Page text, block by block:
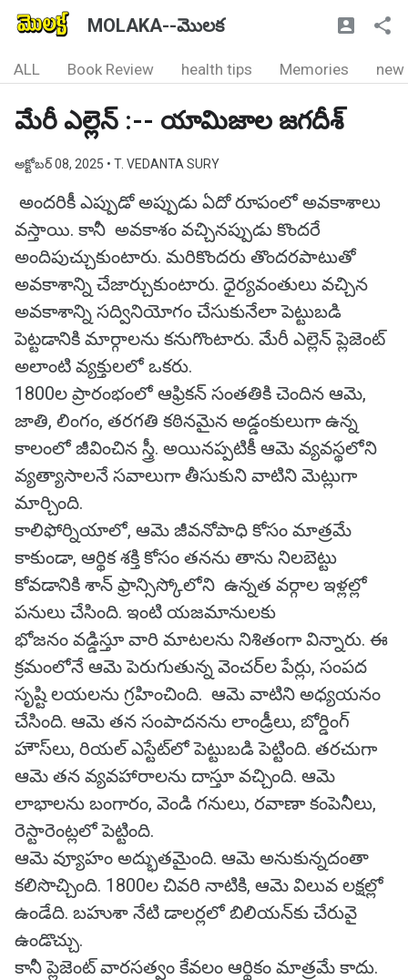
MOLAKA--మొలక
ALL Book Review health tips Memories new
మేరీ ఎల్లెన్ :-- యామిజాల జగదీశ్
అక్టోబర్ 08, 2025 • T. VEDANTA SURY
అందరికీ ఎప్పుడో అప్పుడు ఏదో రూపంలో అవకాశాలు
వస్తాయి. కానీ అవకాశం వచ్చినప్పుడు కొందరే
అందిపుచ్చుకుంటారు. మరికొందరు తొందరపాటుతో
అవకాశాన్ని చేజార్చుకుంటారు. ధైర్యవంతులు వచ్చిన
అవకాశాన్ని సద్వినియోగం చేసుకునేలా పెట్టుబడి
పెట్టడానికి మార్గాలను కనుగొంటారు. మేరీ ఎల్లెన్ ప్లెజెంట్
అలాంటి వ్యక్తులలో ఒకరు.
1800ల ప్రారంభంలో ఆఫ్రికన్ సంతతికి చెందిన ఆమె,
జాతి, లింగం, తరగతి కఠినమైన అడ్డంకులుగా ఉన్న
కాలంలో జీవించిన స్త్రీ. అయినప్పటికీ ఆమె వ్యవస్థలోని
వ్యత్యాసాలనే సవాలుగా తీసుకుని వాటిని మెట్లుగా
మార్చింది.
కాలిఫోర్నియాలో, ఆమె జీవనోపాధి కోసం మాత్రమే
కాకుండా, ఆర్థిక శక్తి కోసం తనను తాను నిలబెట్టు
కోవడానికి శాన్ ఫ్రాన్సిస్కోలోని ఉన్నత వర్గాల ఇళ్లల్లో
పనులు చేసింది. ఇంటి యజమానులకు
భోజనం వడ్డిస్తూ వారి మాటలను నిశితంగా విన్నారు. ఈ
క్రమంలోనే ఆమె పెరుగుతున్న వెంచర్‌ల పేర్లు, సంపద
సృష్టి లయలను గ్రహించింది. ఆమె వాటిని అధ్యయనం
చేసింది. ఆమె తన సంపాదనను లాండ్రీలు, బోర్డింగ్
హౌస్‌లు, రియల్ ఎస్టేట్‌లో పెట్టుబడి పెట్టింది. తరచుగా
ఆమె తన వ్యవహారాలను దాస్తూ వచ్చింది. ఆమె
లాభాలను బంగారం, వెండి గనులు, రవాణా కంపెనీలు,
రెస్టారెంట్లలో పెట్టింది.
ఆమె వ్యూహం అద్భుతమైంది. ఆమె అనుకున్నదంతా
కలిసొచ్చింది. 1800ల చివరి నాటికి, ఆమె విలువ లక్షల్లో
ఉండేది. బహుశా నేటి డాలర్లలో బిలియన్‌కు చేరువై
ఉండొచ్చు.
కానీ ప్లెజెంట్ వారసత్వం కేవలం ఆర్థికం మాత్రమే కాదు.